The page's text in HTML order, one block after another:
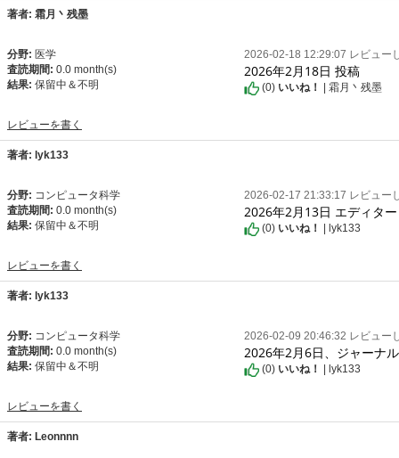
著者: 霜月丶残墨
分野: 医学
査読期間: 0.0 month(s)
結果: 保留中＆不明
レビューを書く
2026-02-18 12:29:07 レビュー
2026年2月18日 投稿
(0) いいね！ | 霜月丶残墨
著者: lyk133
分野: コンピュータ科学
査読期間: 0.0 month(s)
結果: 保留中＆不明
レビューを書く
2026-02-17 21:33:17 レビュー
2026年2月13日 エディタ
(0) いいね！ | lyk133
著者: lyk133
分野: コンピュータ科学
査読期間: 0.0 month(s)
結果: 保留中＆不明
レビューを書く
2026-02-09 20:46:32 レビュー
2026年2月6日、ジャーナ
(0) いいね！ | lyk133
著者: Leonnnn